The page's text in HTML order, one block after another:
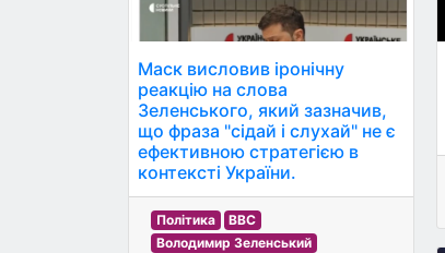
Маск висловив іронічну
реакцію на слова
Зеленського, який зазначив,
що фраза "сідай і слухай" не є
ефективною стратегією в
контексті України.
Політика
BBC
Володимир Зеленський